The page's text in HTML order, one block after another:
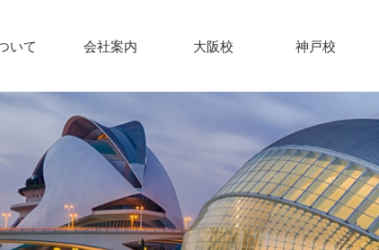
いて 会社案内 大阪校 神戸校